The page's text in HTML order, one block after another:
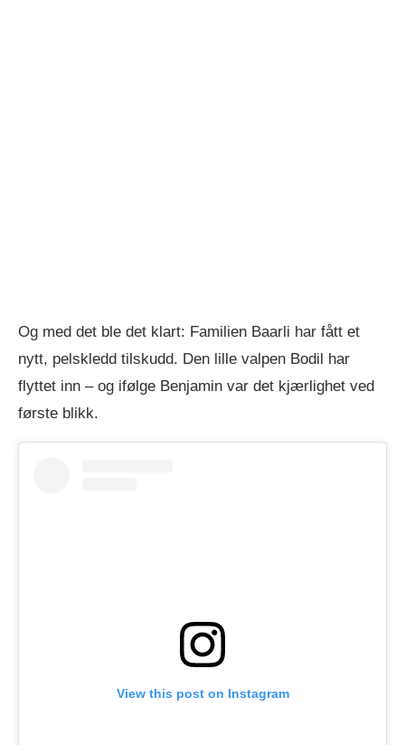
Og med det ble det klart: Familien Baarli har fått et
nytt, pelskledd tilskudd. Den lille valpen Bodil har
flyttet inn – og ifølge Benjamin var det kjærlighet ved
første blikk.
View this post on Instagram